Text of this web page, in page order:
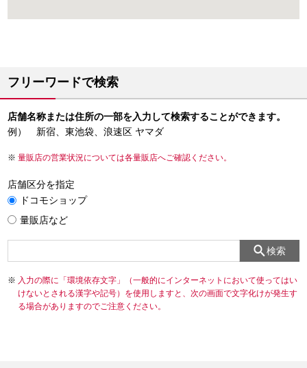
フリーワードで検索
店舗名称または住所の一部を入力して検索することができます。
例） 新宿、東池袋、浪速区 ヤマダ
量販店の営業状況については各量販店へご確認ください。
店舗区分を指定
ドコモショップ
量販店など
検索
入力の際に「環境依存文字」（一般的にインターネットにおいて使ってはい
けないとされる漢字や記号）を使用しますと、次の画面で文字化けが発生す
る場合がありますのでご注意ください。